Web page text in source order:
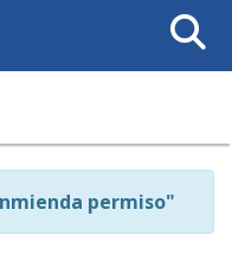
Search
This
permiso"